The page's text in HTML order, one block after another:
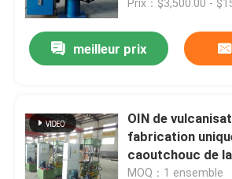
Prix：$3,500.00 -
meilleur prix
OIN de
fabrication
caoutchouc de
de presse de la
MOQ：1 ensemble